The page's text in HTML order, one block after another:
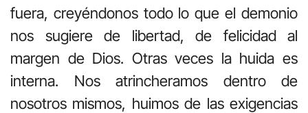
fuera, creyéndonos todo lo que el demonio
nos sugiere de libertad, de felicidad al
margen de Dios. Otras veces la huida es
interna. Nos atrincheramos dentro de
nosotros mismos, huimos de las exigencias